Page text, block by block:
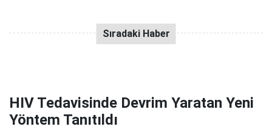
HIV Tedavisinde Devrim Yaratan Yeni
Yöntem Tanıtıldı